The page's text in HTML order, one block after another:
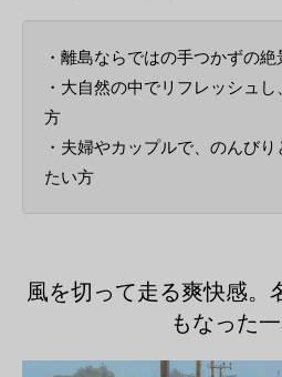
・離島ならではの手つかずの
・大自然の中でリフレッシュ
方
・夫婦やカップルで、のんび
たい方
風を切って走る爽快感。
もなった